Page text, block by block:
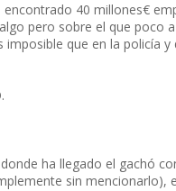
40 millones€
pero sobre el que poco
que en la policía y
ha llegado el gachó
sin mencionarlo),